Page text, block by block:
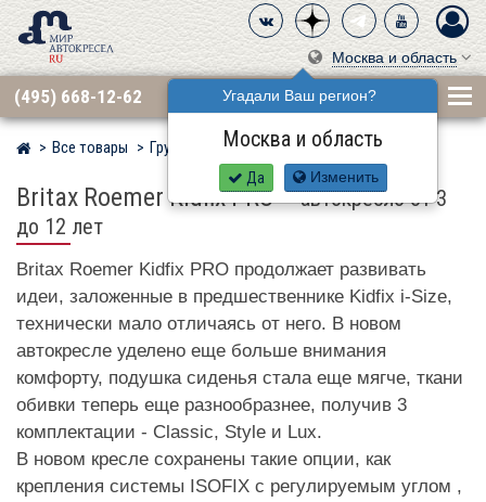
Москва и область
Угадали Ваш регион?
Москва и область
Да Изменить
(495) 668-12-62
Мир детских автокресел
Все товары Группа 2·3 (15–36 кг) BRITAX RÖMER
Britax Roemer Kidfix PRO–автокресло от 3
до 12 лет
Britax Roemer Kidfix PRO продолжает развивать
идеи, заложенные в предшественнике Kidfix i-Size,
технически мало отличаясь от него. В новом
автокресле уделено еще больше внимания
комфорту, подушка сиденья стала еще мягче, ткани
обивки теперь еще разнообразнее, получив 3
комплектации - Classic, Style и Lux.
В новом кресле сохранены такие опции, как
крепления системы ISOFIX с регулируемым углом ,